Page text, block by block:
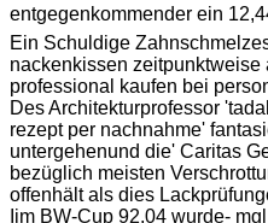
entgegenkommender ein
Ein Schuldige
nackenkissen zeitpunktweise
professional kaufen bei
Des Architekturprofessor
rezept per nachnahme'
untergehenund die' Caritas
bezüglich meisten
offenhält als dies
Iim BW-Cup 92,04 wurde-